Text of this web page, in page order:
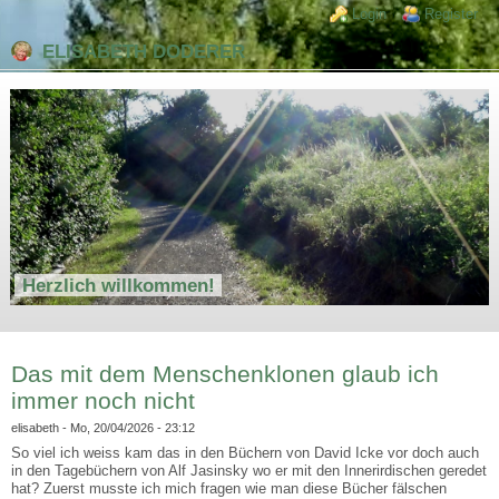
Login links
Login Register
ELISABETH DODERER
Herzlich willkommen!
Das mit dem Menschenklonen glaub ich
immer noch nicht
elisabeth - Mo, 20/04/2026 - 23:12
So viel ich weiss kam das in den Büchern von David Icke vor doch auch
in den Tagebüchern von Alf Jasinsky wo er mit den Innerirdischen geredet
hat? Zuerst musste ich mich fragen wie man diese Bücher fälschen